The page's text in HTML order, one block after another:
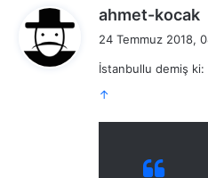
ahmet-kocak
i
24 Temmuz 2018,
İstanbullu demiş ki:
↑